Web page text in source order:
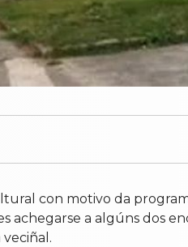
con motivo da
achegarse a algúns dos